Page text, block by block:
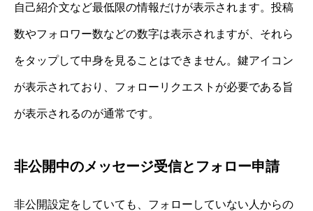
自己紹介文など最低限の情報だけが表示されます。投稿
数やフォロワー数などの数字は表示されますが、それら
をタップして中身を見ることはできません。鍵アイコン
が表示されており、フォローリクエストが必要である旨
が表示されるのが通常です。
非公開中のメッセージ受信とフォロー申請
非公開設定をしていても、フォローしていない人からの